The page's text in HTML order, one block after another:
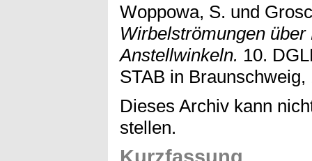
Woppowa, S. und
Wirbelströmungen
Anstellwinkeln. 10.
STAB in Braunschweig,
Dieses Archiv kann
stellen.